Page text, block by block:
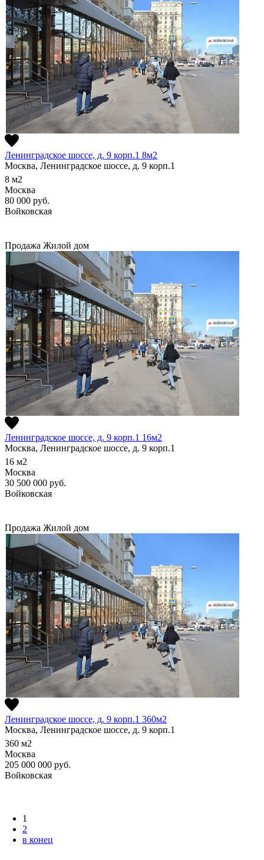
Ленинградское шоссе, д. 9 корп.1 8м2
Москва, Ленинградское шоссе, д. 9 корп.1
8 м2
Москва
80 000 руб.
Войковская
Продажа Жилой дом
Ленинградское шоссе, д. 9 корп.1 16м2
Москва, Ленинградское шоссе, д. 9 корп.1
16 м2
Москва
30 500 000 руб.
Войковская
Продажа Жилой дом
Ленинградское шоссе, д. 9 корп.1 360м2
Москва, Ленинградское шоссе, д. 9 корп.1
360 м2
Москва
205 000 000 руб.
Войковская
1
2
в конец